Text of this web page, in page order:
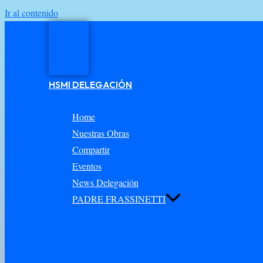
Ir al contenido
HSMI DELEGACIÓN
Home
Nuestras Obras
Compartir
Eventos
News Delegación
PADRE FRASSINETTI